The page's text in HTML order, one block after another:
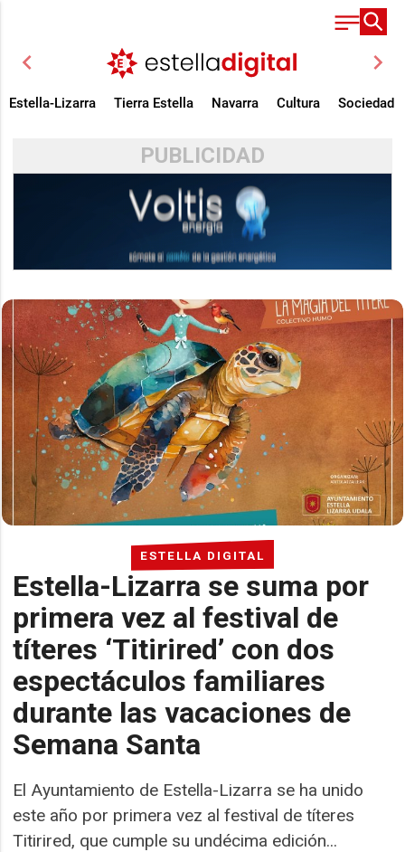
chevron_left chevron_right
Estella-Lizarra Tierra Estella Navarra Cultura Sociedad
PUBLICIDAD
ESTELLA DIGITAL
Estella-Lizarra se suma por
primera vez al festival de
títeres ‘Titirired’ con dos
espectáculos familiares
durante las vacaciones de
Semana Santa
El Ayuntamiento de Estella-Lizarra se ha unido
este año por primera vez al festival de títeres
Titirired, que cumple su undécima edición...